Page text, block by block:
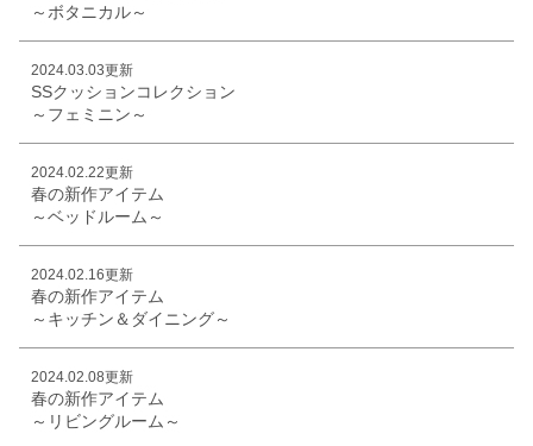
～ボタニカル～
2024.03.03更新
SSクッションコレクション
～フェミニン～
2024.02.22更新
春の新作アイテム
～ベッドルーム～
2024.02.16更新
春の新作アイテム
～キッチン＆ダイニング～
2024.02.08更新
春の新作アイテム
～リビングルーム～